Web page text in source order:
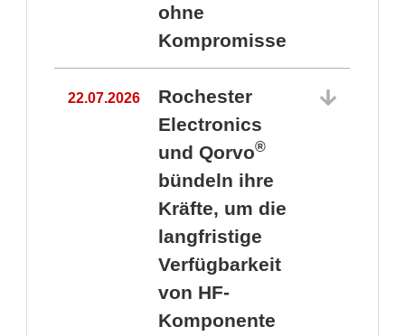
ohne
Kompromisse
22.07.2026
Rochester
Electronics
und Qorvo®
bündeln ihre
Kräfte, um die
langfristige
Verfügbarkeit
von HF-
Komponente